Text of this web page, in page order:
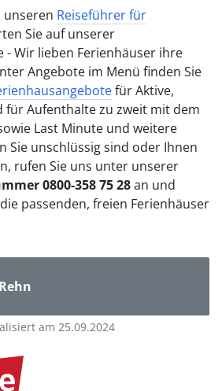
unseren Reiseführer für
Sie auf unserer
- Wir lieben Ferienhäuser ihre
Angebote im Menü finden Sie
für Aktive,
für Aufenthalte zu zweit mit dem
Last Minute und weitere
Sie unschlüssig sind oder Ihnen
rufen Sie uns unter unserer
0800-358 75 28an und
passenden, freien Ferienhäuser
am 25.09.2024